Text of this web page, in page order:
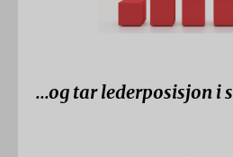
...og tar lederposisjon i